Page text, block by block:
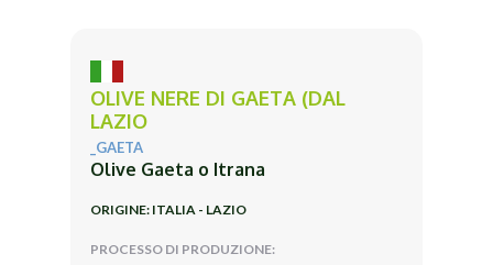
OLIVE NERE DI GAETA (DAL
LAZIO
_GAETA
Olive Gaeta o Itrana
ORIGINE: ITALIA - LAZIO
PROCESSO DI PRODUZIONE: